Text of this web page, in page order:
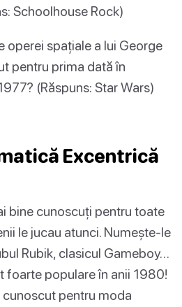
Schoolhouse Rock)
operei spațiale a lui George
pentru prima dată în
(Răspuns: Star Wars)
Excentrică
bine cunoscuți pentru toate
le jucau atunci. Numește-le
Rubik, clasicul Gameboy…
foarte populare în anii 1980!
pentru moda